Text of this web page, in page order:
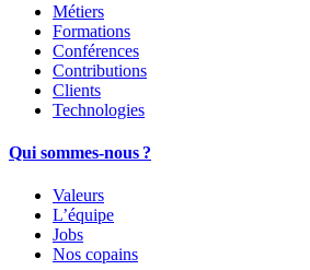
Métiers
Formations
Conférences
Contributions
Clients
Technologies
Qui sommes-nous ?
Valeurs
L’équipe
Jobs
Nos copains